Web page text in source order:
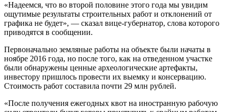
«Надеемся, что во второй половине этого года мы увидим
ощутимые результаты строительных работ и отклонений от
графика не будет», — сказал вице-губернатор, слова которого
приводятся в сообщении.
Первоначально земляные работы на объекте были начаты в
ноябре 2016 года, но после того, как на отведенном участке
были обнаружены ценные археологические артефакты,
инвестору пришлось провести их выемку и консервацию.
Стоимость работ составила почти 29 млн рублей.
«После получения ежегодных квот на иностранную рабочую